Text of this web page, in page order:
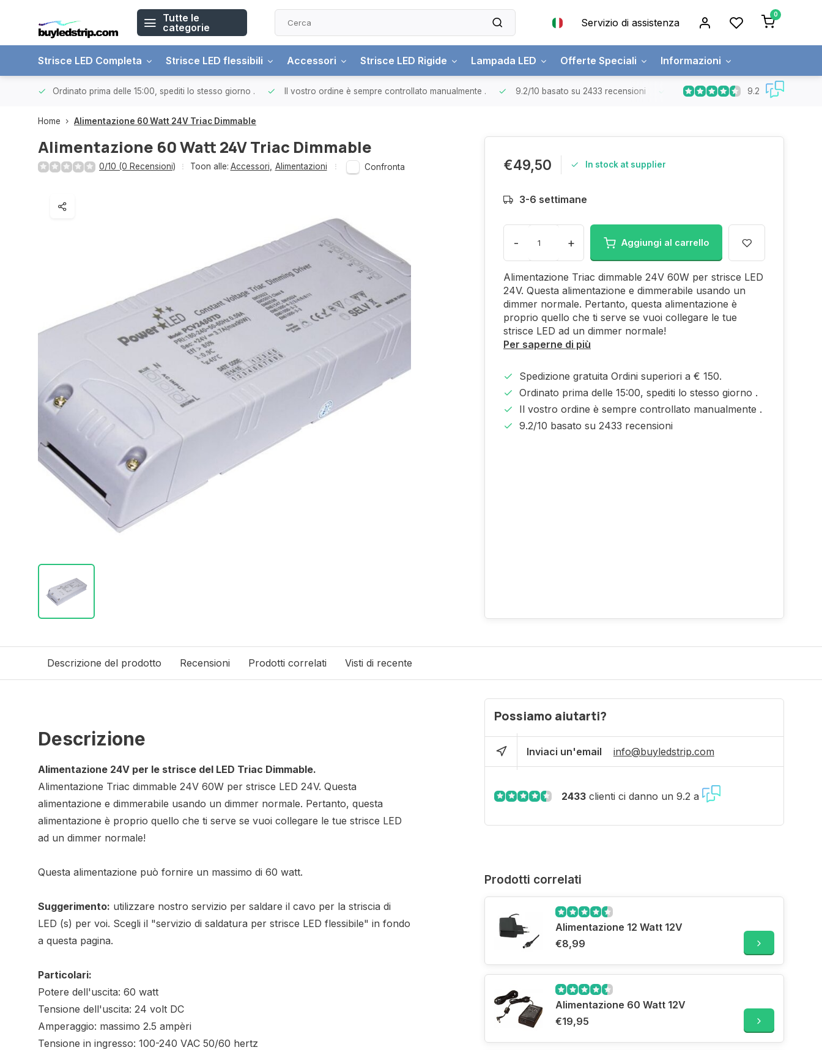
Tutte le
categorie
Servizio di assistenza
0
Strisce LED Completa Strisce LED flessibili Accessori Strisce LED Rigide Lampada LED Offerte Speciali Informazioni
Ordinato prima delle 15:00, spediti lo stesso giorno . Il vostro ordine è sempre controllato manualmente . 9.2/10 basato su 2433 recensioni Spedizione gratuitaOrdini superiori a
9.2
Home Alimentazione 60 Watt 24V Triac Dimmable
Alimentazione 60 Watt 24V Triac Dimmable
0/10 (0 Recensioni) Toon alle: Accessori Alimentazioni Confronta €49,50 In stock at supplier
3-6 settimane
- + Aggiungi al carrello
Alimentazione Triac dimmable 24V 60W per strisce LED
24V. Questa alimentazione e dimmerabile usando un
dimmer normale. Pertanto, questa alimentazione è
proprio quello che ti serve se vuoi collegare le tue
strisce LED ad un dimmer normale!
Per saperne di più
Spedizione gratuita Ordini superiori a € 150.
Ordinato prima delle 15:00, spediti lo stesso giorno .
Il vostro ordine è sempre controllato manualmente .
9.2/10 basato su 2433 recensioni
Descrizione del prodotto Recensioni Prodotti correlati Visti di recente
Descrizione
Alimentazione 24V per le strisce del LED Triac Dimmable.
Alimentazione Triac dimmable 24V 60W per strisce LED 24V. Questa
alimentazione e dimmerabile usando un dimmer normale. Pertanto, questa
alimentazione è proprio quello che ti serve se vuoi collegare le tue strisce LED
ad un dimmer normale!
Questa alimentazione può fornire un massimo di 60 watt.
Suggerimento: utilizzare nostro servizio per saldare il cavo per la striscia di
LED (s) per voi. Scegli il "servizio di saldatura per strisce LED flessibile" in fondo
a questa pagina.
Particolari:
Potere dell'uscita: 60 watt
Tensione dell'uscita: 24 volt DC
Amperaggio: massimo 2.5 ampèri
Tensione in ingresso: 100-240 VAC 50/60 hertz
Possiamo aiutarti?
Inviaci un'email info@buyledstrip.com
2433 clienti ci danno un 9.2 a
Prodotti correlati
Alimentazione 12 Watt 12V
€8,99
Alimentazione 60 Watt 12V
€19,95